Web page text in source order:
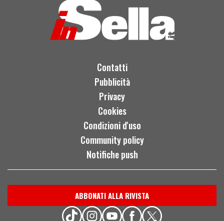
Contatti
Pubblicità
Privacy
Cookies
Condizioni d'uso
Community policy
Notifiche push
ABBONATI ALLA RIVISTA